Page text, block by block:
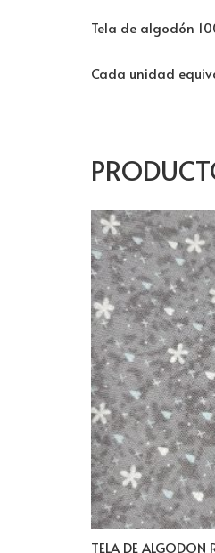
Tela de algodón
Cada unidad
TELA DE ALGODON